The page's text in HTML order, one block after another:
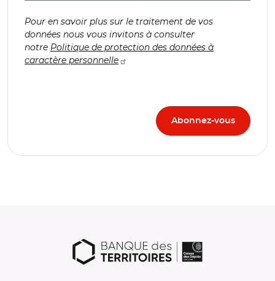
Pour en savoir plus sur le traitement de vos
données nous vous invitons à consulter
notre Politique de protection des données à
caractère personnelle